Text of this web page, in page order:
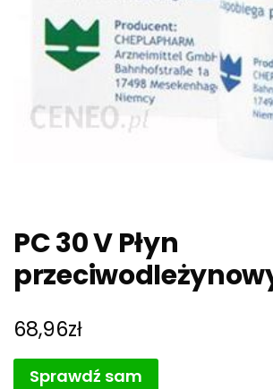
PC 30 V Płyn
68,96zł
Sprawdź sam